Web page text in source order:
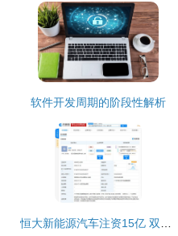
软件开发周期的阶段性解析